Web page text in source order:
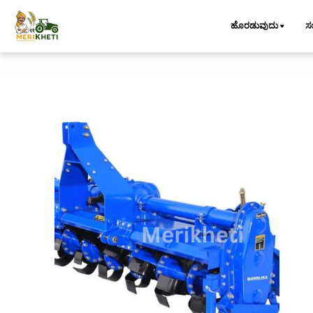
ಹೊರಡುವುದು